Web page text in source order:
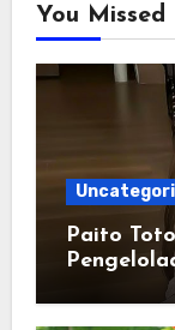
You Missed
Paito
Lengkap